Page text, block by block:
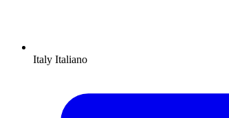
Italy Italiano